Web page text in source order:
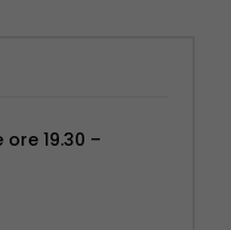
19.30 –